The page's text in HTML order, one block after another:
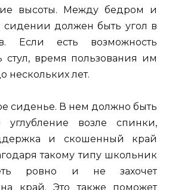
высоты. Между бедром и
должен быть угол в
Если есть возможность
стул, время пользования им
нескольких лет.
сиденье. В нем должно быть
углубление возле спинки,
и скошенный край
такому типу школьник
ровно и не захочет
на край. Это также поможет